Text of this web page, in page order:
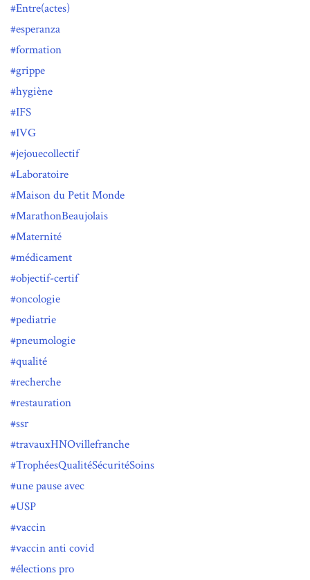
Entre(actes)
esperanza
formation
grippe
hygiène
IFS
IVG
jejouecollectif
Laboratoire
Maison du Petit Monde
MarathonBeaujolais
Maternité
médicament
objectif-certif
oncologie
pediatrie
pneumologie
qualité
recherche
restauration
ssr
travauxHNOvillefranche
TrophéesQualitéSécuritéSoins
une pause avec
USP
vaccin
vaccin anti covid
élections pro